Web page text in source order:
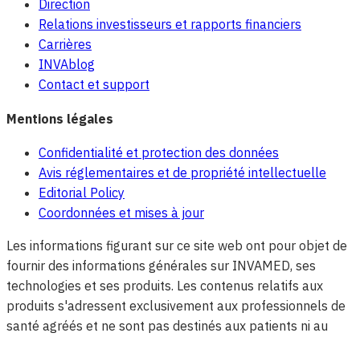
Direction
Relations investisseurs et rapports financiers
Carrières
INVAblog
Contact et support
Mentions légales
Confidentialité et protection des données
Avis réglementaires et de propriété intellectuelle
Editorial Policy
Coordonnées et mises à jour
Les informations figurant sur ce site web ont pour objet de
fournir des informations générales sur INVAMED, ses
technologies et ses produits. Les contenus relatifs aux
produits s'adressent exclusivement aux professionnels de
santé agréés et ne sont pas destinés aux patients ni au